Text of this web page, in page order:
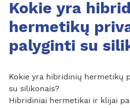
Kokie yra
hermetikų
palyginti su
Kokie yra hibridinių hermetikų
su silikonais?
Hibridiniai hermetikai ir klijai